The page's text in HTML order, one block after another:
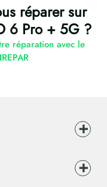
réparer sur
6 Pro + 5G ?
réparation avec le